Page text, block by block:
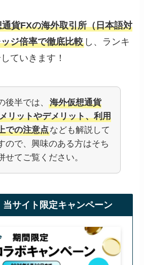
通貨FXの海外取引所（日本語対
ジ倍率で徹底比較 し、ランキ
ていきます！
後半では、海外仮想通貨
リットやデメリット、利用
での注意点なども解説して
ので、興味のある方はそち
せてご覧ください。
当サイト限定キャンペーン